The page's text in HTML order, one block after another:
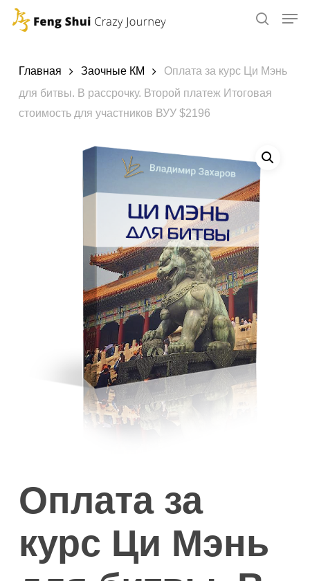
Skip
contentГлавная Заочные КМ
Оплата за курс Ци Мэнь
для битвы. В рассрочку. Второй платеж Итоговая
стоимость для участников ВУУ $2196
Оплата за
курс Ци Мэнь